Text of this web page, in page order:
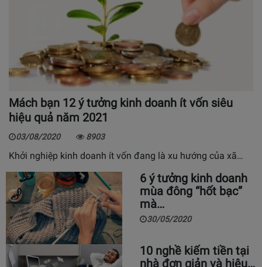
Mách bạn 12 ý tưởng kinh doanh ít vốn siêu
hiệu quả năm 2021
03/08/2020 8903
Khởi nghiệp kinh doanh ít vốn đang là xu hướng của xã…
6 ý tưởng kinh doanh
mùa đông “hốt bạc”
mà…
30/05/2020
10 nghề kiếm tiền tại
nhà đơn giản và hiệu…